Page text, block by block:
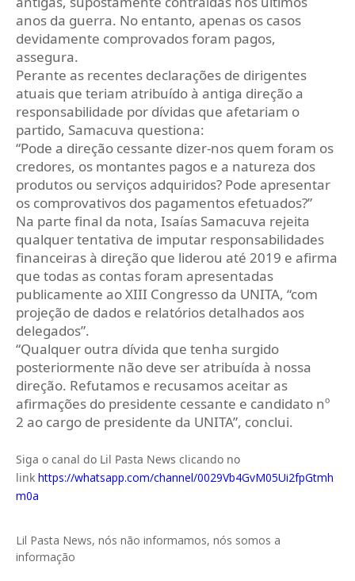
anos da guerra. No entanto, apenas os casos
devidamente comprovados foram pagos,
assegura.
Perante as recentes declarações de dirigentes
atuais que teriam atribuído à antiga direção a
responsabilidade por dívidas que afetariam o
partido, Samacuva questiona:
“Pode a direção cessante dizer-nos quem foram os
credores, os montantes pagos e a natureza dos
produtos ou serviços adquiridos? Pode apresentar
os comprovativos dos pagamentos efetuados?”
Na parte final da nota, Isaías Samacuva rejeita
qualquer tentativa de imputar responsabilidades
financeiras à direção que liderou até 2019 e afirma
que todas as contas foram apresentadas
publicamente ao XIII Congresso da UNITA, “com
projeção de dados e relatórios detalhados aos
delegados”.
“Qualquer outra dívida que tenha surgido
posteriormente não deve ser atribuída à nossa
direção. Refutamos e recusamos aceitar as
afirmações do presidente cessante e candidato nº
2 ao cargo de presidente da UNITA”, conclui.
Siga o canal do Lil Pasta News clicando no
link https://whatsapp.com/channel/0029Vb4GvM05Ui2fpGtmh
m0a
Lil Pasta News, nós não informamos, nós somos a
informação